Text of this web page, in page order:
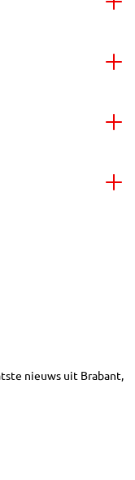
nieuws uit Brabant,